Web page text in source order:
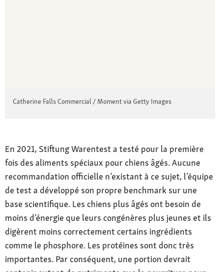
Catherine Falls Commercial / Moment via Getty Images
En 2021, Stiftung Warentest a testé pour la première
fois des aliments spéciaux pour chiens âgés. Aucune
recommandation officielle n’existant à ce sujet, l’équipe
de test a développé son propre benchmark sur une
base scientifique. Les chiens plus âgés ont besoin de
moins d’énergie que leurs congénères plus jeunes et ils
digèrent moins correctement certains ingrédients
comme le phosphore. Les protéines sont donc très
importantes. Par conséquent, une portion devrait